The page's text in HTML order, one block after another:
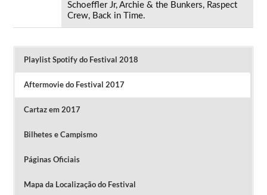
Schoeffler Jr, Archie & the Bunkers, Raspect
Crew, Back in Time.
Playlist Spotify do Festival 2018
Aftermovie do Festival 2017
Cartaz em 2017
Bilhetes e Campismo
Páginas Oficiais
Mapa da Localização do Festival